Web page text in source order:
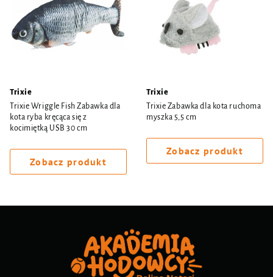
Trixie
Trixie Wriggle Fish Zabawka dla
kota ryba kręcąca się z
kocimiętką USB 30 cm
Zobacz produkt
Trixie
Trixie Zabawka dla kota ruchoma
myszka 5,5 cm
Zobacz produkt